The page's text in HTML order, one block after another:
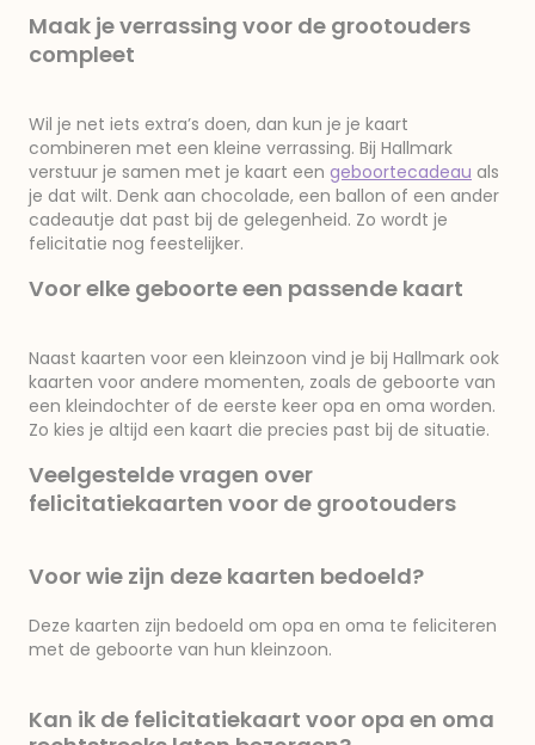
Maak je verrassing voor de grootouders
compleet
Wil je net iets extra’s doen, dan kun je je kaart
combineren met een kleine verrassing. Bij Hallmark
verstuur je samen met je kaart een geboortecadeau als
je dat wilt. Denk aan chocolade, een ballon of een ander
cadeautje dat past bij de gelegenheid. Zo wordt je
felicitatie nog feestelijker.
Voor elke geboorte een passende kaart
Naast kaarten voor een kleinzoon vind je bij Hallmark ook
kaarten voor andere momenten, zoals de geboorte van
een kleindochter of de eerste keer opa en oma worden.
Zo kies je altijd een kaart die precies past bij de situatie.
Veelgestelde vragen over
felicitatiekaarten voor de grootouders
Voor wie zijn deze kaarten bedoeld?
Deze kaarten zijn bedoeld om opa en oma te feliciteren
met de geboorte van hun kleinzoon.
Kan ik de felicitatiekaart voor opa en oma